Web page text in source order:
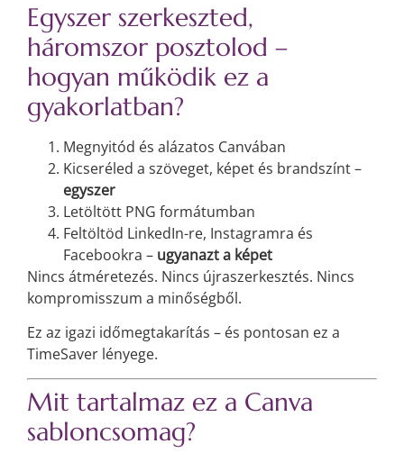
Egyszer szerkeszted,
háromszor posztolod –
hogyan működik ez a
gyakorlatban?
Megnyitód és alázatos Canvában
Kicseréled a szöveget, képet és brandszínt –
egyszer
Letöltött PNG formátumban
Feltöltöd LinkedIn-re, Instagramra és
Facebookra – ugyanazt a képet
Nincs átméretezés. Nincs újraszerkesztés. Nincs
kompromisszum a minőségből.
Ez az igazi időmegtakarítás – és pontosan ez a
TimeSaver lényege.
Mit tartalmaz ez a Canva
sabloncsomag?